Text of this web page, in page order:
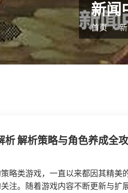
新闻
首页
解析策略与角色养成全
略类游戏，一直以来都因其精美
注。随着游戏内容不断更新与扩